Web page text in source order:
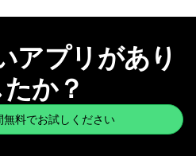
アプリがあり
か？
料でお試しください